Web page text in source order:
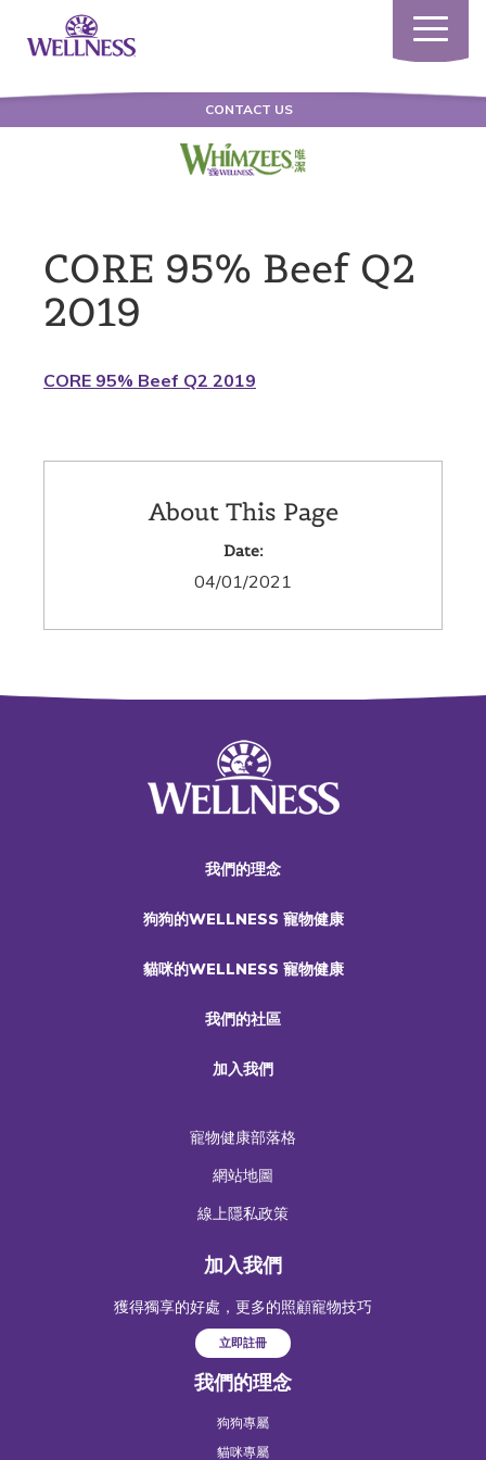
Toggle
CONTACT US
CORE 95% Beef Q2
2019
CORE 95% Beef Q2 2019
About This Page
Date:
04/01/2021
我們的理念
狗狗的WELLNESS 寵物健康
貓咪的WELLNESS 寵物健康
我們的社區
加入我們
寵物健康部落格
網站地圖
線上隱私政策
加入我們
獲得獨享的好處，更多的照顧寵物技巧
立即註冊
我們的理念
狗狗專屬
貓咪專屬